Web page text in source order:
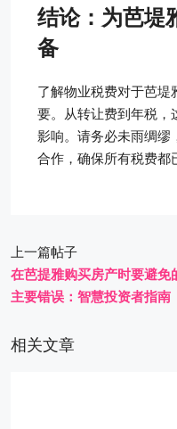
结论：为芭堤
备
了解物业税费对于芭堤
要。从转让费到年税，
影响。请务必未雨绸缪
合作，确保所有税费都
上一篇帖子
在芭提雅购买房产时要避免
主要错误：智慧投资者指南
相关文章